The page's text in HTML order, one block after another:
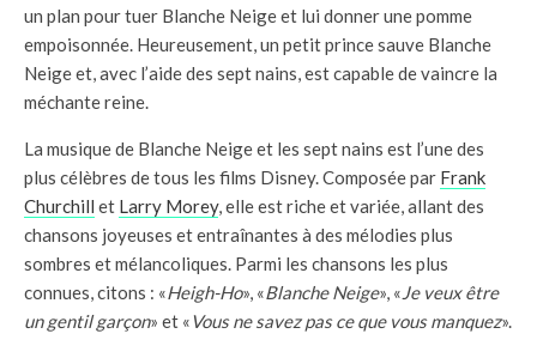
un plan pour tuer Blanche Neige et lui donner une pomme
empoisonnée. Heureusement, un petit prince sauve Blanche
Neige et, avec l’aide des sept nains, est capable de vaincre la
méchante reine.
La musique de Blanche Neige et les sept nains est l’une des
plus célèbres de tous les films Disney. Composée par Frank
Churchill et Larry Morey, elle est riche et variée, allant des
chansons joyeuses et entraînantes à des mélodies plus
sombres et mélancoliques. Parmi les chansons les plus
connues, citons : «Heigh-Ho», «Blanche Neige», «Je veux être
un gentil garçon» et «Vous ne savez pas ce que vous manquez».